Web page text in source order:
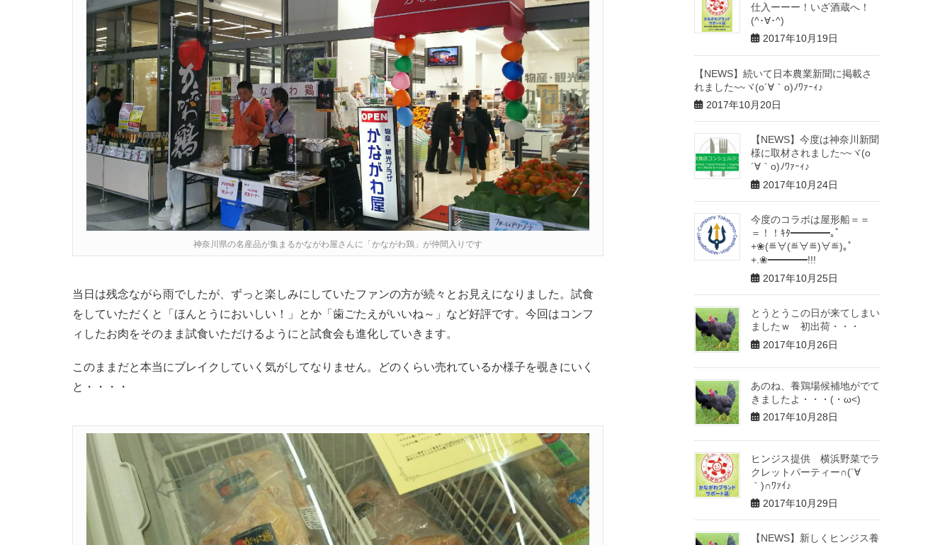
神奈川県の名産品が集まるかながわ屋さんに「かながわ鶏」が仲間入りです
当日は残念ながら雨でしたが、ずっと楽しみにしていたファンの方が続々とお見えになりました。試食
をしていただくと「ほんとうにおいしい！」とか「歯ごたえがいいね～」など好評です。今回はコンフ
ィしたお肉をそのまま試食いただけるようにと試食会も進化していきます。
このままだと本当にブレイクしていく気がしてなりません。どのくらい売れているか様子を覗きにいく
と・・・・
仕入ーーー！いざ酒蔵へ！
(^･∀･^)
2017年10月19日
【NEWS】続いて日本農業新聞に掲載さ
れました~~ヾ(o´∀｀o)ﾉﾜｧｰｨ♪
2017年10月20日
【NEWS】今度は神奈川新聞
様に取材されました~~ヾ(o
´∀｀o)ﾉﾜｧｰｨ♪
2017年10月24日
今度のコラボは屋形船＝＝
＝！！ｷﾀ━━━━｡ﾟ
+❀(≝∀(≝∀≝)∀≝)｡ﾟ
+.❀━━━━!!!
2017年10月25日
とうとうこの日が来てしまい
ましたｗ 初出荷・・・
2017年10月26日
あのね、養鶏場候補地がでて
きましたよ・・・(・ω<)
2017年10月28日
ヒンジス提供 横浜野菜でラ
クレットパーティー∩(´∀
｀)∩ﾜｧｲ♪
2017年10月29日
【NEWS】新しくヒンジス養